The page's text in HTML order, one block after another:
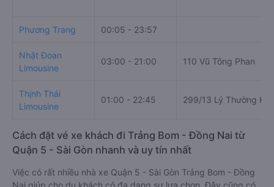
Phương Trang 00:05 - 23:57
Nhật Đoan
Limousine
03:00 - 21:00 110 Vũ Tông Phan
Thịnh Thái
Limousine
01:00 - 22:45 299/13 Lý Thường Kiệt
Cách đặt vé xe khách đi Trảng Bom - Đồng Nai từ
Quận 5 - Sài Gòn nhanh và uy tín nhất
Việc có rất nhiều nhà xe Quận 5 - Sài Gòn Trảng Bom - Đồng
Nai giúp cho du khách có đa dạng sự lựa chọn. Đây cũng có